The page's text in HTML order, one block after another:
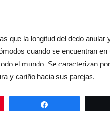
que la longitud del dedo
cuando se encuentran
el mundo. Se caracterizan
y cariño hacia sus parejas.